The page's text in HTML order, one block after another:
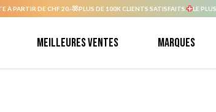
À PARTIR DE CHF 20.- PLUS DE 100K CLIENTS SATISFAITS. LE
Meilleures ventes Marques